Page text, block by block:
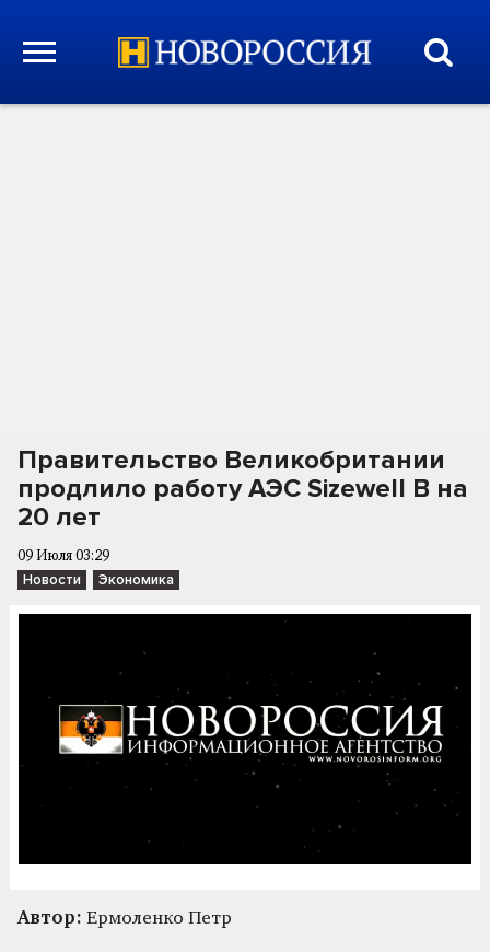
Правительство Великобритании
продлило работу АЭС Sizewell B на
20 лет
09 Июля 03:29
Новости Экономика
Автор: Ермоленко Петр